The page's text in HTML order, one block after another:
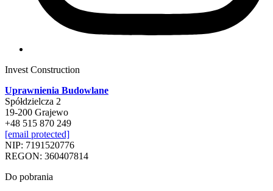
Invest Construction
Uprawnienia Budowlane
Spółdzielcza 2
19-200 Grajewo
+48 515 870 249
[email protected]
NIP: 7191520776
REGON: 360407814
Do pobrania